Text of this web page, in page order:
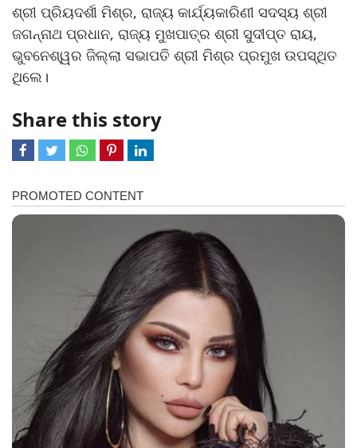
ଶ୍ରୀ ପ୍ରିୟଦର୍ଶୀ ମିଶ୍ର, ରାଜ୍ୟ କାର୍ଯ୍ୟକାରିଣୀ ସଦସ୍ୟ ଶ୍ରୀ
ଜଗନ୍ନାଥ ପ୍ରଧାନ, ରାଜ୍ୟ ମୁଖପାତ୍ର ଶ୍ରୀ ସୁଦୀପ୍ତ ରାୟ,
ଭୁବନେଶ୍ୱର ଜିଲ୍ଲା ସଭାପତି ଶ୍ରୀ ମିଶ୍ର ପ୍ରମୁଖ ଉପସ୍ଥିତ
ଥିଲେ।
Share this story